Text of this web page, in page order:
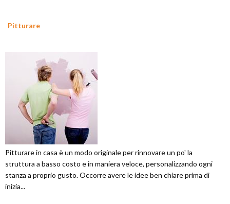
Pitturare
Pitturare in casa è un modo originale per rinnovare un po' la
struttura a basso costo e in maniera veloce, personalizzando ogni
stanza a proprio gusto. Occorre avere le idee ben chiare prima di
inizia...